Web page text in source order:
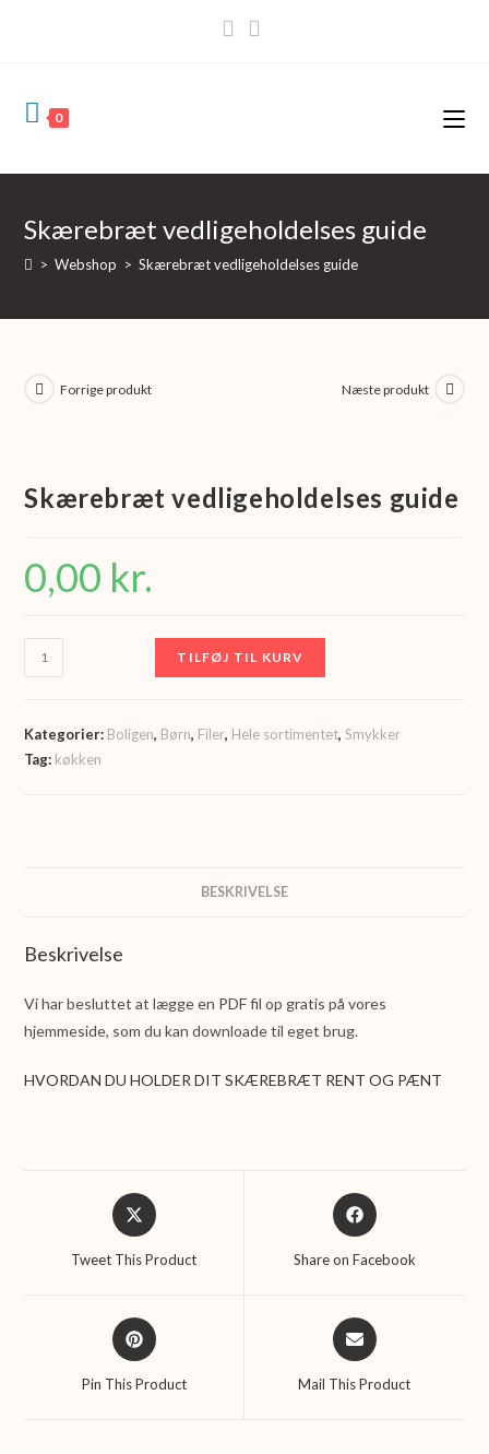
0
Skærebræt vedligeholdelses guide
> Webshop > Skærebræt vedligeholdelses guide
Forrige produkt Næste produkt
Skærebræt vedligeholdelses guide
0,00 kr.
Skærebræt
vedligeholdelses
antal
TILFØJ TIL KURV
Kategorier: Boligen, Børn, Filer, Hele sortimentet,Smykker
Tag: køkken
BESKRIVELSE
Beskrivelse
Vi har besluttet at lægge en PDF fil op gratis på vores
hjemmeside, som du kan downloade til eget brug.
HVORDAN DU HOLDER DIT SKÆREBRÆT RENT OG PÆNT
Opens
in
Tweet This Product
Opens
in
Share on Facebook
Opens
in
Pin This Product
Opens
in
Mail This Product